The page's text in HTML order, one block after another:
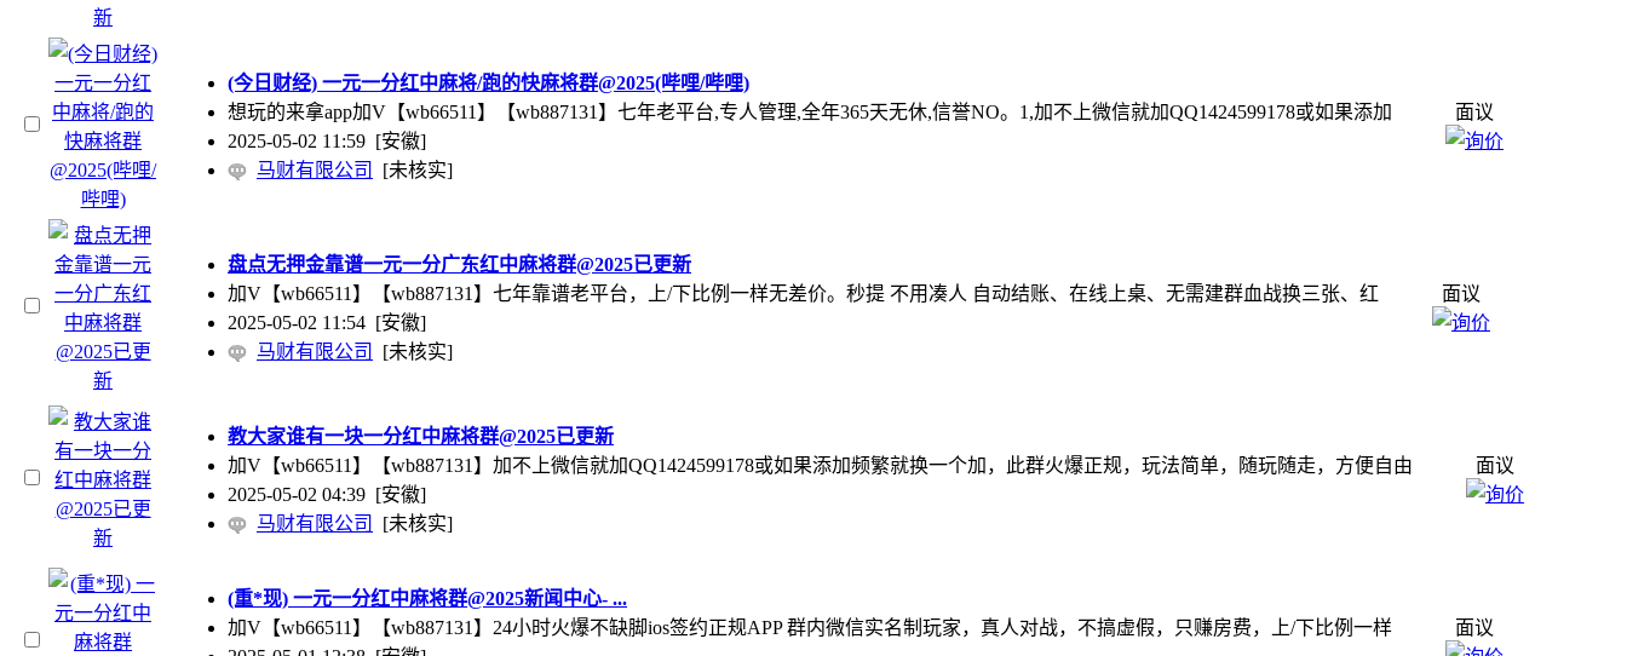
(今日财经) 一元一分红中麻将/跑的快麻将群@2025(哔哩/哔哩)
想玩的来拿app加V【wb66511】【wb887131】七年老平台,专人管理,全年365天无休,信誉NO。1,加不上微信就加QQ1424599178或如果添加
2025-05-02 11:59 [安徽]
马财有限公司
[未核实]
面议
盘点无押金靠谱一元一分广东红中麻将群@2025已更新
加V【wb66511】【wb887131】七年靠谱老平台，上/下比例一样无差价。秒提 不用凑人 自动结账、在线上桌、无需建群血战换三张、红
2025-05-02 11:54 [安徽]
马财有限公司
[未核实]
面议
教大家谁有一块一分红中麻将群@2025已更新
加V【wb66511】【wb887131】加不上微信就加QQ1424599178或如果添加频繁就换一个加，此群火爆正规，玩法简单，随玩随走，方便自由
2025-05-02 04:39 [安徽]
马财有限公司
[未核实]
面议
(重*现) 一元一分红中麻将群@2025新闻中心- ...
加V【wb66511】【wb887131】24小时火爆不缺脚ios签约正规APP 群内微信实名制玩家，真人对战，不搞虚假，只赚房费，上/下比例一样
面议